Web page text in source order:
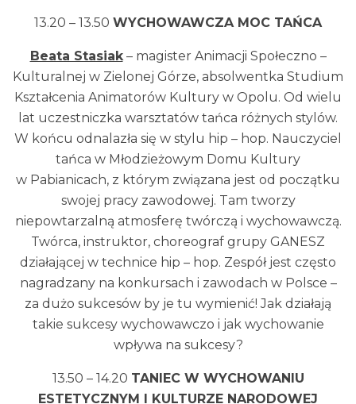
13.20 – 13.50 WYCHOWAWCZA MOC TAŃCA
Beata Stasiak– magister Animacji Społeczno –
Kulturalnej w Zielonej Górze, absolwentka Studium
Kształcenia Animatorów Kultury w Opolu. Od wielu
lat uczestniczka warsztatów tańca różnych stylów.
W końcu odnalazła się w stylu hip – hop. Nauczyciel
tańca w Młodzieżowym Domu Kultury
w Pabianicach, z którym związana jest od początku
swojej pracy zawodowej. Tam tworzy
niepowtarzalną atmosferę twórczą i wychowawczą.
Twórca, instruktor, choreograf grupy GANESZ
działającej w technice hip – hop. Zespół jest często
nagradzany na konkursach i zawodach w Polsce –
za dużo sukcesów by je tu wymienić! Jak działają
takie sukcesy wychowawczo i jak wychowanie
wpływa na sukcesy?
13.50 – 14.20 TANIEC W WYCHOWANIU
ESTETYCZNYM I KULTURZE NARODOWEJ